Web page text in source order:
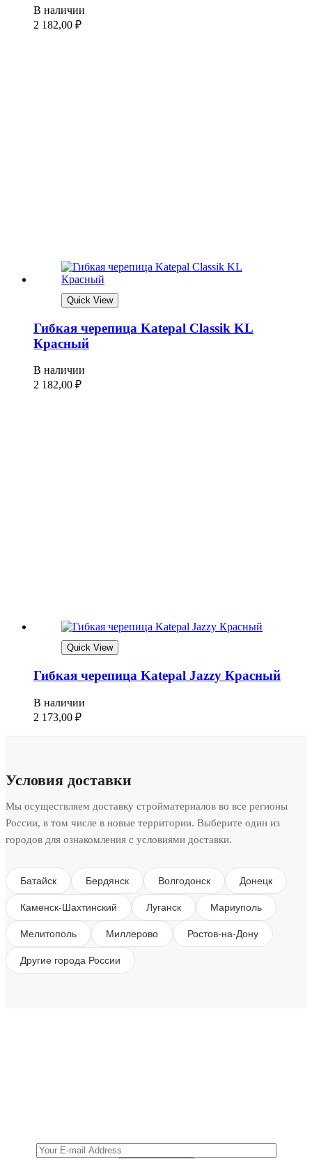
В наличии
2 182,00 ₽
Quick View
Гибкая черепица Katepal Classik KL
Красный
В наличии
2 182,00 ₽
Quick View
Гибкая черепица Katepal Jazzy Красный
В наличии
2 173,00 ₽
Условия доставки
Мы осуществляем доставку стройматериалов во все регионы
России, в том числе в новые территории. Выберите один из
городов для ознакомления с условиями доставки.
Батайск Бердянск Волгодонск Донецк
Каменск-Шахтинский Луганск Мариуполь
Мелитополь Миллерово Ростов-на-Дону
Другие города России